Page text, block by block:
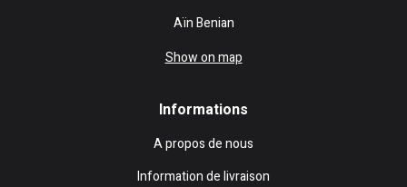
Aïn Benian
Show on map
Informations
A propos de nous
Information de livraison